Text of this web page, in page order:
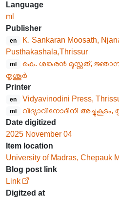
Language
ml
Publisher
en
K. Sankaran Moosath,
Pusthakashala,Thrissur
ml
കെ. ശങ്കരൻ മൂസ്സത്,
തൃശൂർ
Printer
en Vidyavinodini Press,
ml
വിദ്യാവിനോദിനി
Date digitized
2025 November 04
Item location
University of Madras, Chepauk
Blog post link
Link
Digitzed at